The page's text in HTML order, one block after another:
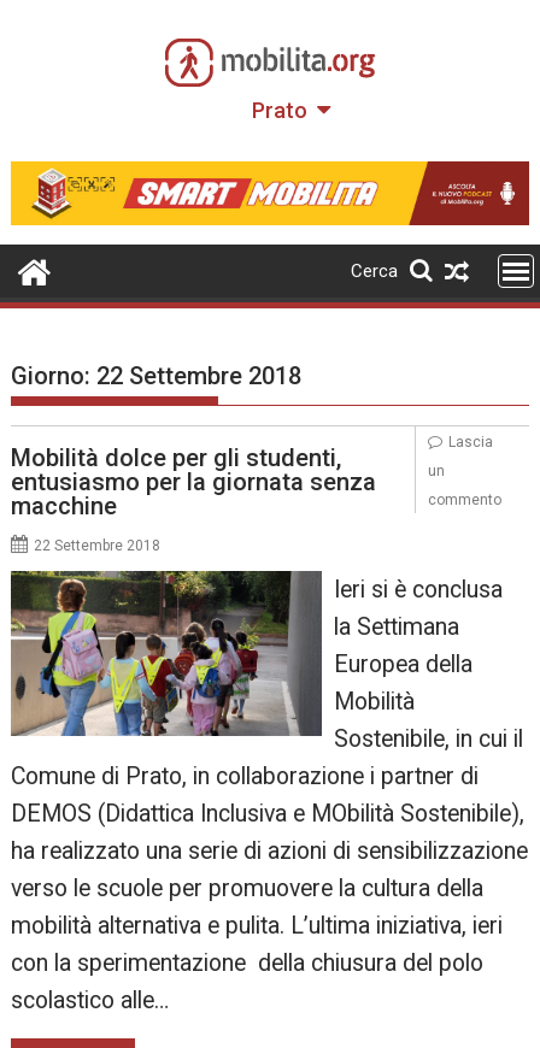
Prato
Cerca
Giorno: 22 Settembre 2018
Mobilità dolce per gli studenti,
entusiasmo per la giornata senza
macchine
22 Settembre 2018
Ieri si è conclusa
la Settimana
Europea della
Mobilità
Sostenibile, in cui il
Comune di Prato, in collaborazione i partner di
DEMOS (Didattica Inclusiva e MObilità Sostenibile),
ha realizzato una serie di azioni di sensibilizzazione
verso le scuole per promuovere la cultura della
mobilità alternativa e pulita. L’ultima iniziativa, ieri
con la sperimentazione della chiusura del polo
scolastico alle…
Lascia
un
commento